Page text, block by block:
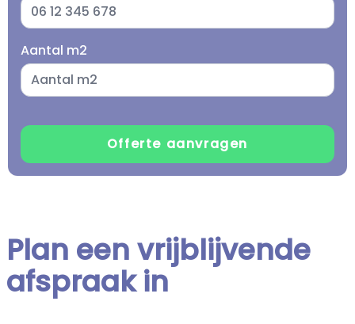
Aantal m2
Plan een vrijblijvende
afspraak in